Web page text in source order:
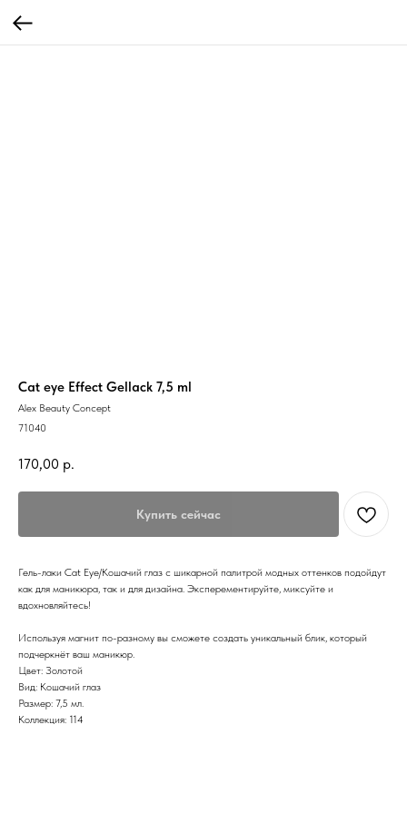
Cat eye Effect Gellack 7,5 ml
Alex Beauty Concept
71040
170,00 р.
Купить сейчас
Гель-лаки Cat Eye/Кошачий глаз с шикарной палитрой модных оттенков подойдут
как для маникюра, так и для дизайна. Эксперементируйте, миксуйте и
вдохновляйтесь!
Используя магнит по-разному вы сможете создать уникальный блик, который
подчеркнёт ваш маникюр.
Цвет: Золотой
Вид: Кошачий глаз
Размер: 7,5 мл.
Коллекция: 114